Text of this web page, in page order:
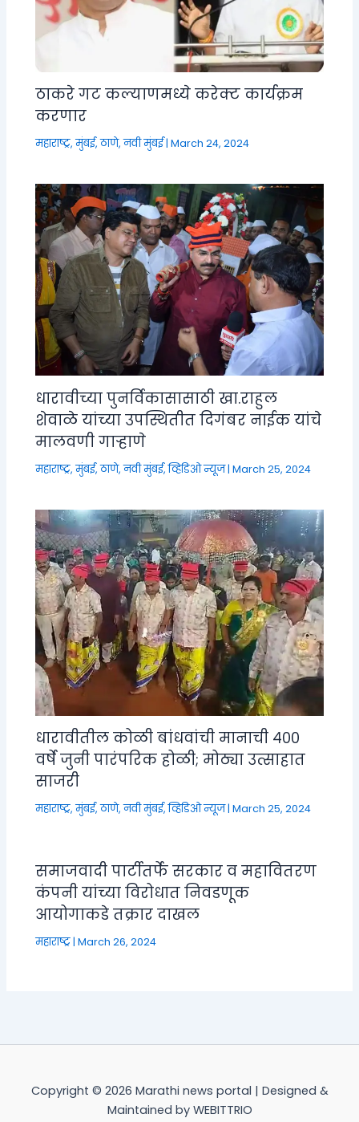
ठाकरे गट कल्याणमध्ये करेक्ट कार्यक्रम
करणार
महाराष्ट्र,मुंबई, ठाणे, नवी मुंबई|March 24, 2024
धारावीच्या पुनर्विकासासाठी खा.राहुल
शेवाळे यांच्या उपस्थितीत दिगंबर नाईक यांचे
मालवणी गाऱ्हाणे
महाराष्ट्र,मुंबई, ठाणे, नवी मुंबई,व्हिडिओ न्यूज|March 25, 2024
धारावीतील कोळी बांधवांची मानाची ४००
वर्षे जुनी पारंपरिक होळी; मोठ्या उत्साहात
साजरी
महाराष्ट्र,मुंबई, ठाणे, नवी मुंबई,व्हिडिओ न्यूज|March 25, 2024
समाजवादी पार्टीतर्फे सरकार व महावितरण
कंपनी यांच्या विरोधात निवडणूक
आयोगाकडे तक्रार दाखल
महाराष्ट्र|March 26, 2024
Copyright © 2026 Marathi news portal | Designed &
Maintained by WEBITTRIO